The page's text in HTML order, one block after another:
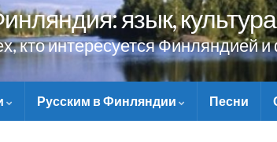
язык,
кто интересуется Финляндией
Русским в Финляндии Песни